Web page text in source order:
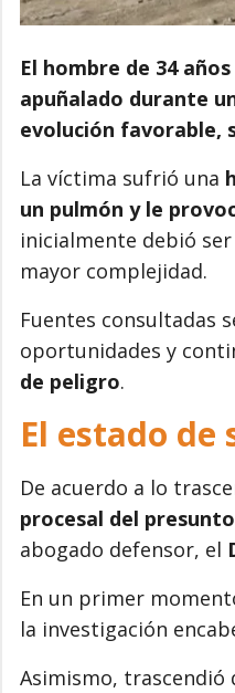
El hombre de 34
apuñalado durante
evolución favorable,
La víctima sufrió una
un pulmón y le
inicialmente debió
mayor complejidad.
Fuentes consultadas
oportunidades y
de peligro.
El estado
De acuerdo a lo
procesal del
abogado defensor, el
En un primer
la investigación
Asimismo, trascendió